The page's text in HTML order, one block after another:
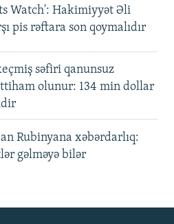
Watch': Hakimiyyət Əli
pis rəftara son qoymalıdır
səfiri qanunsuz
olunur: 134 min dollar
Rubinyana xəbərdarlıq:
gəlməyə bilər